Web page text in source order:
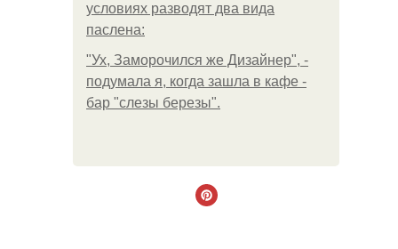
условиях разводят два вида
паслена:
"Ух, Заморочился же Дизайнер", -
подумала я, когда зашла в кафе -
бар "слезы березы".